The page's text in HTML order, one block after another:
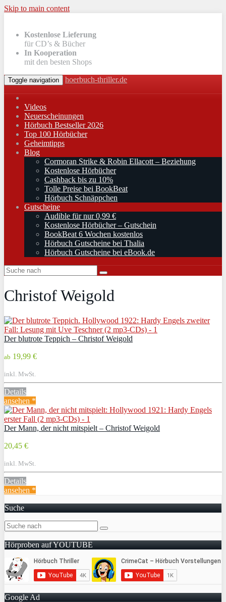
Skip to main content
Kostenlose Lieferung
für CD’s & Bücher
In Kooperation
mit den besten Shops
Toggle navigation hoerbuch-thriller.de
Videos
Neuerscheinungen
Hörbuch Bestseller 2026
Top 100 Hörbücher
Geheimtipps
Blog
Cormoran Strike & Robin Ellacott – Beziehung
Kostenlose Hörbücher
Cashback bis zu 10%
Tolle Preise bei BookBeat
Hörbuch Schnäppchen
Gutscheine
Audible für nur 0,99 €
Kostenlose Hörbücher – Gutschein
BookBeat 6 Wochen kostenlos
Hörbuch Gutscheine bei Thalia
Hörbuch Gutscheine bei eBook.de
Christof Weigold
Der blutrote Teppich – Christof Weigold
ab 19,99 €
inkl. MwSt.
Details
ansehen *
Der Mann, der nicht mitspielt – Christof Weigold
20,45 €
inkl. MwSt.
Details
ansehen *
Suche
Hörproben auf YOUTUBE
Google Ad